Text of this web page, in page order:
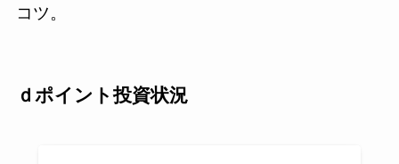
コツ。
ｄポイント投資状況